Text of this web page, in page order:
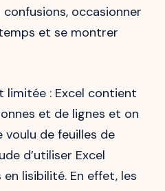
occasionner
et se montrer
limitée : Excel contient
et de lignes et on
de feuilles de
d’utiliser Excel
lisibilité. En effet, les